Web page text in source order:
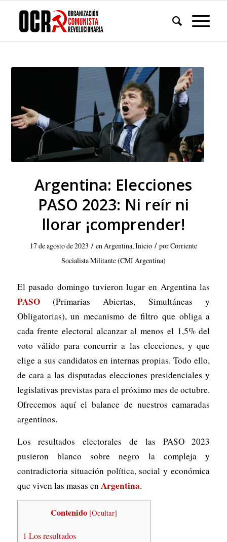
Argentina: Elecciones
PASO 2023: Ni reír ni
llorar ¡comprender!
17 de agosto de 2023 / enArgentina,Inicio / porCorriente
Socialista Militante (CMI Argentina)
El pasado domingo tuvieron lugar en Argentina las
PASO(Primarias Abiertas, Simultáneas y
Obligatorias), un mecanismo de filtro que obliga a
cada frente electoral alcanzar al menos el 1,5% del
voto válido para concurrir a las elecciones, y que
elige a sus candidatos en internas propias. Todo ello,
de cara a las disputadas elecciones presidenciales y
legislativas previstas para el próximo mes de octubre.
Ofrecemos aquí el balance de nuestros camaradas
argentinos.
Los resultados electorales de las PASO 2023
pusieron blanco sobre negro la compleja y
contradictoria situación política, social y económica
que viven las masas enArgentina.
Contenido [Ocultar]
1 Los resultados